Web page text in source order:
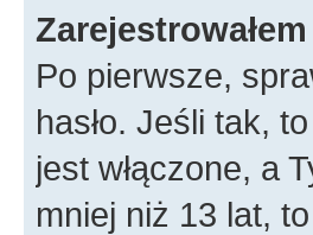
Po pierwsze,
hasło. Jeśli tak,
jest włączone, a
mniej niż 13 lat,